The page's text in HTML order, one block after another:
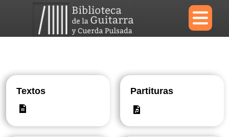
×
Menu
Textos Partituras